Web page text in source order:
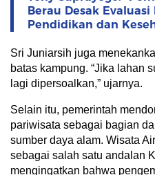
Berau Desak
Pendidikan dan
Sri Juniarsih juga
batas kampung. “Jika lahan
lagi dipersoalkan,” ujarnya.
Selain itu, pemerintah
pariwisata sebagai bagian
sumber daya alam. Wisata
sebagai salah satu andalan
mengingatkan bahwa